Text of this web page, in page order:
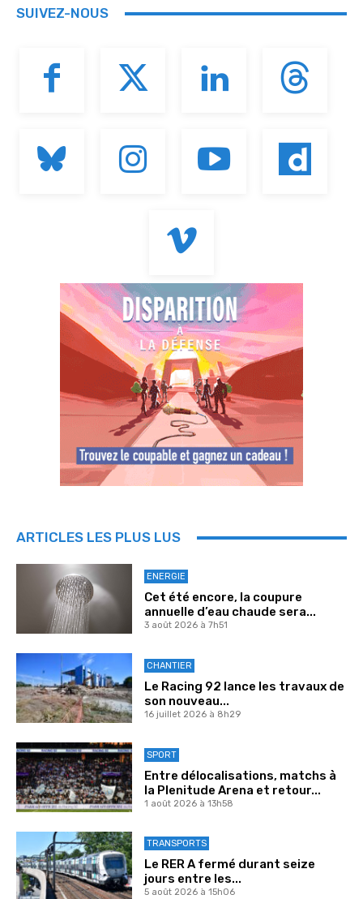
SUIVEZ-NOUS
ARTICLES LES PLUS LUS
ENERGIE
Cet été encore, la coupure
annuelle d’eau chaude sera...
3 août 2026 à 7h51
CHANTIER
Le Racing 92 lance les travaux de
son nouveau...
16 juillet 2026 à 8h29
SPORT
Entre délocalisations, matchs à
la Plenitude Arena et retour...
1 août 2026 à 13h58
TRANSPORTS
Le RER A fermé durant seize
jours entre les...
5 août 2026 à 15h06